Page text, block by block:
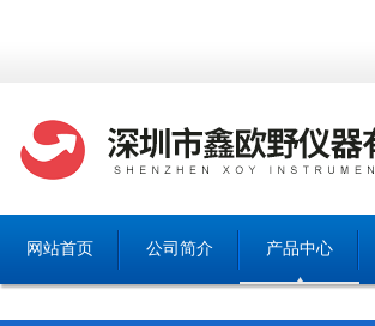
网站首页 公司简介 产品中心